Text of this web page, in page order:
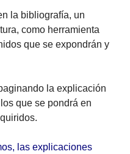
la bibliografía, un
como herramienta
que se expondrán y
la explicación
que se pondrá en
las explicaciones